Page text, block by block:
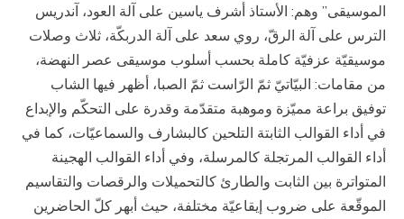
الموسيقى” وهم: الأستاذ أشرف ياسين على آلة العود، آندريس
الترس على آلة الرقّ، روي سعد على آلة الدربكّة، ثلاث وصلات
موسيقيّة عزفيّة كاملة بحسب أسلوب موسيقى عصر النهضة،
من مقامات: البيّاتيّ ثمّ الرّاست ثمّ الصبا، أظهر فيها الشاب
توفيق براعة مميّزة وموهبة متقدّمة وقدرة على التحكّم والإبداع
في أداء القوالب الثابتة التلحين كالبشارف والسماعيّات، كما في
أداء القوالب المرتجلة كالمرسلة، وفي أداء القوالب الهجينة
المتواترة بين الثابت والطارئ كالتحميلات والرقصات والتقاسيم
الموقّعة على ضروب إيقاعيّة مختلفة، حيث أبهر كلّ الحاضرين